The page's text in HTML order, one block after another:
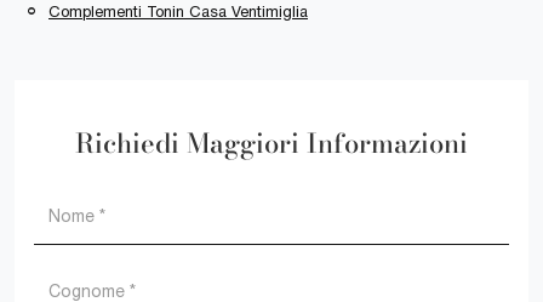
Complementi Tonin Casa Ventimiglia
Richiedi Maggiori Informazioni